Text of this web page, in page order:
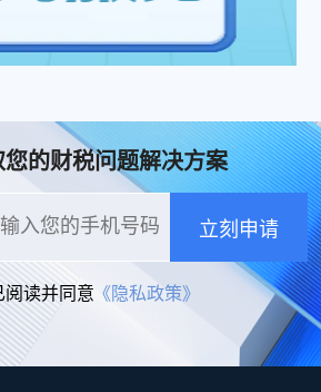
的财税问题解决方案
立刻申请
阅读并同意 《隐私政策》